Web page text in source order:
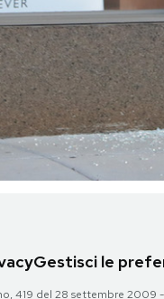
Gestisci le
419 del 28 settembre 2009